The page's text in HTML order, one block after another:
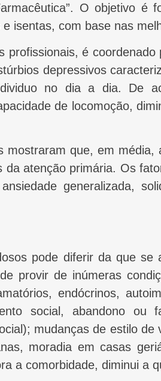
O objetivo é
isentas, com base nas
depressivos
no dia a dia. De
de locomoção,
atenção primária. Os
generalizada,
provir de inúmeras
endócrinos,
social, abandono
mudanças de estilo
moradia em casas
a comorbidade, diminui a